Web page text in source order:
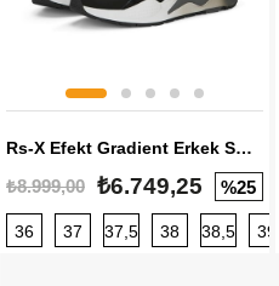
Rs-X Efekt Gradient Erkek Sneaker
₺8.999,00 ₺6.749,25 %25
36 37 37,5 38 38,5 39